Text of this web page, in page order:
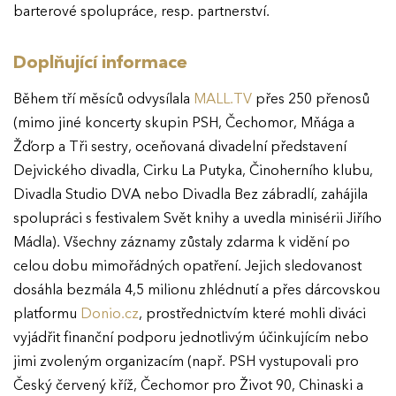
barterové spolupráce, resp. partnerství.
Doplňující informace
Během tří měsíců odvysílala MALL.TV přes 250 přenosů
(mimo jiné koncerty skupin PSH, Čechomor, Mňága a
Žďorp a Tři sestry, oceňovaná divadelní představení
Dejvického divadla, Cirku La Putyka, Činoherního klubu,
Divadla Studio DVA nebo Divadla Bez zábradlí, zahájila
spolupráci s festivalem Svět knihy a uvedla minisérii Jiřího
Mádla). Všechny záznamy zůstaly zdarma k vidění po
celou dobu mimořádných opatření. Jejich sledovanost
dosáhla bezmála 4,5 milionu zhlédnutí a přes dárcovskou
platformu Donio.cz, prostřednictvím které mohli diváci
vyjádřit finanční podporu jednotlivým účinkujícím nebo
jimi zvoleným organizacím (např. PSH vystupovali pro
Český červený kříž, Čechomor pro Život 90, Chinaski a